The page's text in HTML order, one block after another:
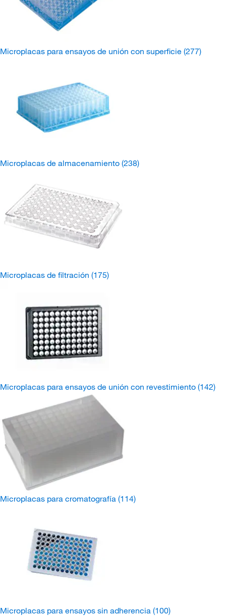
Microplacas para ensayos de unión con superficie (277)
Microplacas de almacenamiento (238)
Microplacas de filtración (175)
Microplacas para ensayos de unión con revestimiento (142)
Microplacas para cromatografía (114)
Microplacas para ensayos sin adherencia (100)